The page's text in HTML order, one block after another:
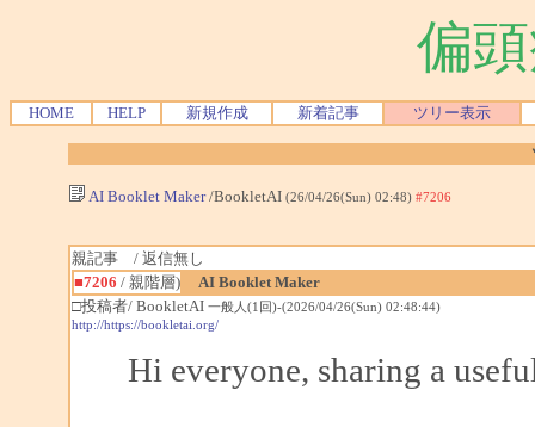
偏
HOME HELP 新規作成 新着記事 ツリー表示
AI Booklet Maker/BookletAI (26/04/26(Sun) 02:48) #7206
親記事 / 返信無し
■7206 / 親階層)
AI Booklet Maker
□投稿者/ BookletAI 一般人(1回)-(2026/04/26(Sun) 02:48:44)
http://https://bookletai.org/
Hi everyone, sharing a